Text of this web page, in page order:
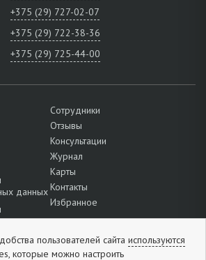
+375 (29) 727-02-07
+375 (29) 722-38-36
+375 (29) 725-44-00
данных
файлов
Сотрудники
Отзывы
Консультации
Журнал
Карты
Контакты
Избранное
пользователей сайта используются
которые можно настроить